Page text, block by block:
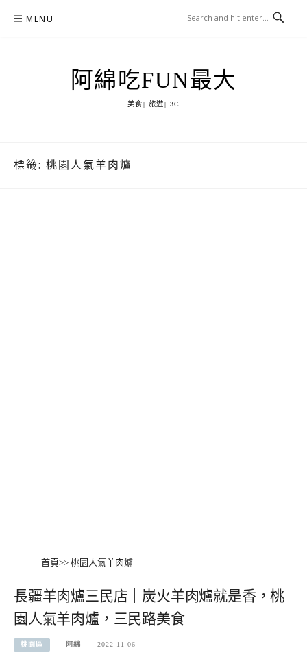
MENU
阿綿吃FUN最大
美食| 旅遊| 3C
標籤: 桃園人氣羊肉爐
首頁>> 桃園人氣羊肉爐
長疆羊肉爐三民店｜炭火羊肉爐就是香，桃
園人氣羊肉爐，三民路美食
桃園區 阿綿 2022-11-06